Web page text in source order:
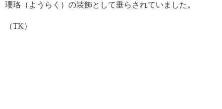
瓔珞（ようらく）の装飾として垂らされていました。
（TK）